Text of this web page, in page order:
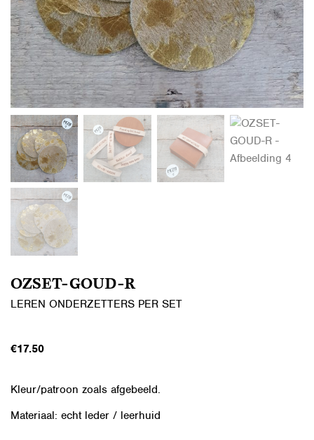
OZSET-GOUD-R
LEREN ONDERZETTERS PER SET
€17.50
Kleur/patroon zoals afgebeeld.
Materiaal: echt leder / leerhuid